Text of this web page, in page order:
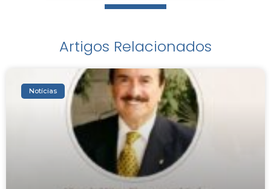
Artigos Relacionados
Notícias